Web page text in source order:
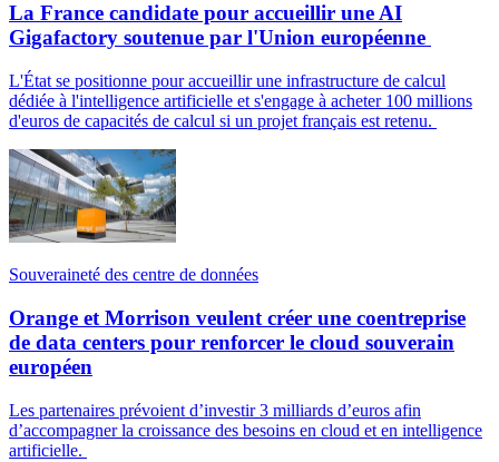
La France candidate pour accueillir une AI
Gigafactory soutenue par l'Union européenne
L'État se positionne pour accueillir une infrastructure de calcul
dédiée à l'intelligence artificielle et s'engage à acheter 100 millions
d'euros de capacités de calcul si un projet français est retenu.
Souveraineté des centre de données
Orange et Morrison veulent créer une coentreprise
de data centers pour renforcer le cloud souverain
européen
Les partenaires prévoient d’investir 3 milliards d’euros afin
d’accompagner la croissance des besoins en cloud et en intelligence
artificielle.